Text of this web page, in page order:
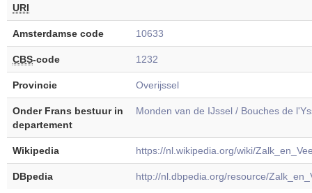
URI
Amsterdamse code 10633
CBS-code 1232
Provincie Overijssel
Onder Frans bestuur in
departement
Monden van de IJssel / Bouches de
Wikipedia https://nl.wikipedia.org/wiki/
DBpedia http://nl.dbpedia.org/resource/